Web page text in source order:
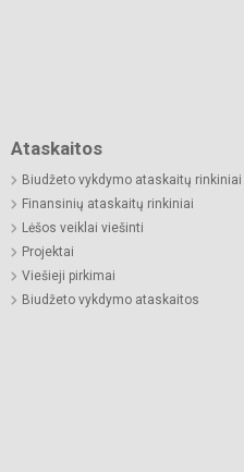
Ataskaitos
Biudžeto vykdymo ataskaitų rinkiniai
Finansinių ataskaitų rinkiniai
Lėšos veiklai viešinti
Projektai
Viešieji pirkimai
Biudžeto vykdymo ataskaitos